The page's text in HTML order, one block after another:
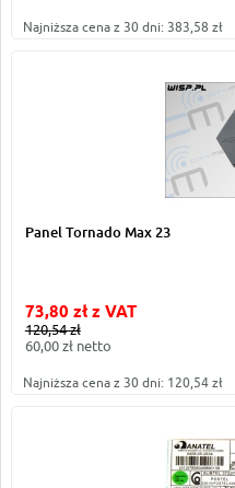
Najniższa cena z 30 dni: 383,58 zł
Panel Tornado Max 23
73,80 zł z VAT
120,54 zł
60,00 zł netto
Najniższa cena z 30 dni: 120,54 zł